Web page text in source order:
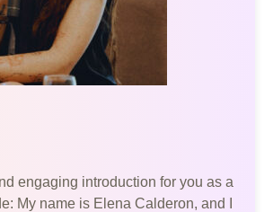
engaging introduction for you as a
My name is Elena Calderon, and I